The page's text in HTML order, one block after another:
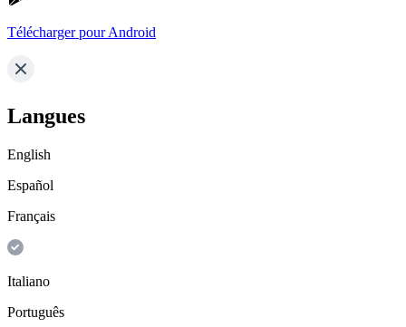
Télécharger pour Android
Langues
English
Español
Français
Italiano
Português